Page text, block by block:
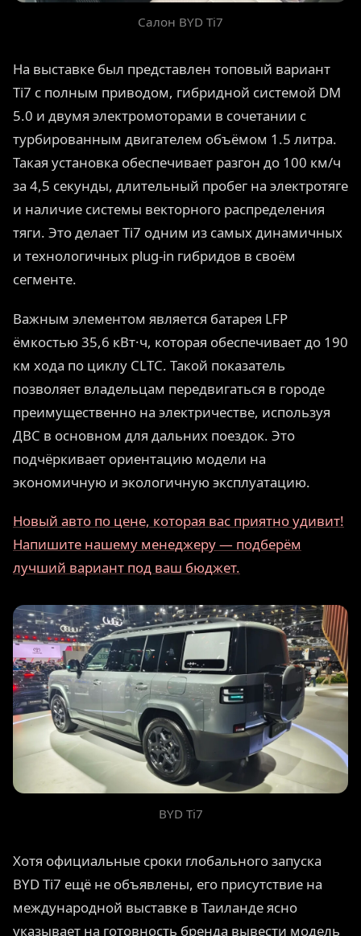
Салон BYD Ti7
На выставке был представлен топовый вариант
Ti7 с полным приводом, гибридной системой DM
5.0 и двумя электромоторами в сочетании с
турбированным двигателем объёмом 1.5 литра.
Такая установка обеспечивает разгон до 100 км/ч
за 4,5 секунды, длительный пробег на электротяге
и наличие системы векторного распределения
тяги. Это делает Ti7 одним из самых динамичных
и технологичных plug-in гибридов в своём
сегменте.
Важным элементом является батарея LFP
ёмкостью 35,6 кВт·ч, которая обеспечивает до 190
км хода по циклу CLTC. Такой показатель
позволяет владельцам передвигаться в городе
преимущественно на электричестве, используя
ДВС в основном для дальних поездок. Это
подчёркивает ориентацию модели на
экономичную и экологичную эксплуатацию.
Новый авто по цене, которая вас приятно удивит!
Напишите нашему менеджеру — подберём
лучший вариант под ваш бюджет.
BYD Ti7
Хотя официальные сроки глобального запуска
BYD Ti7 ещё не объявлены, его присутствие на
международной выставке в Таиланде ясно
указывает на готовность бренда вывести модель